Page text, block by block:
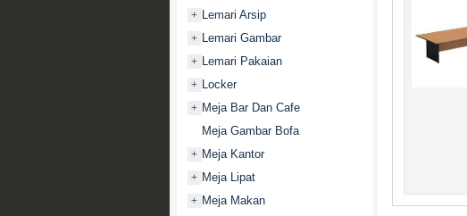
+ Lemari Arsip
+ Lemari Gambar
+ Lemari Pakaian
+ Locker
+ Meja Bar Dan Cafe
Meja Gambar Bofa
+ Meja Kantor
+ Meja Lipat
+ Meja Makan